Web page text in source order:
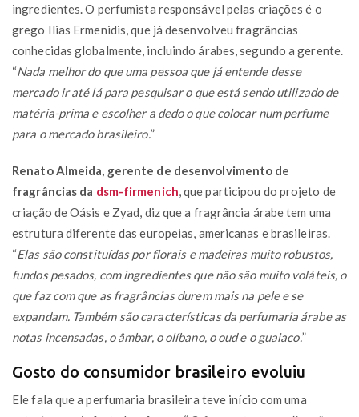
ingredientes. O perfumista responsável pelas criações é o
grego Ilias Ermenidis, que já desenvolveu fragrâncias
conhecidas globalmente, incluindo árabes, segundo a gerente.
“Nada melhor do que uma pessoa que já entende desse
mercado ir até lá para pesquisar o que está sendo utilizado de
matéria-prima e escolher a dedo o que colocar num perfume
para o mercado brasileiro.”
Renato Almeida, gerente de desenvolvimento de
fragrâncias da dsm-firmenich , que participou do projeto de
criação de Oásis e Zyad, diz que a fragrância árabe tem uma
estrutura diferente das europeias, americanas e brasileiras.
“Elas são constituídas por florais e madeiras muito robustos,
fundos pesados, com ingredientes que não são muito voláteis, o
que faz com que as fragrâncias durem mais na pele e se
expandam. Também são características da perfumaria árabe as
notas incensadas, o âmbar, o olíbano, o oud e o guaiaco.”
Gosto do consumidor brasileiro evoluiu
Ele fala que a perfumaria brasileira teve início com uma